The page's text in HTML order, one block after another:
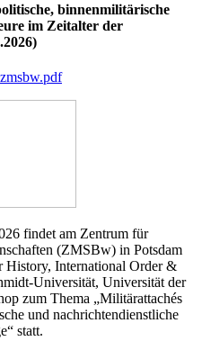
binnenmilitärische
im Zeitalter der
findet am Zentrum für
(ZMSBw) in Potsdam
History, International Order &
Universität, Universität der
zum Thema „Militärattachés
und nachrichtendienstliche
statt.